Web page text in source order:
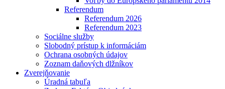
Referendum
Referendum 2026
Referendum 2023
Sociálne služby
Slobodný prístup k informáciám
Ochrana osobných údajov
Zoznam daňových dlžníkov
Zverejňovanie
Úradná tabuľa